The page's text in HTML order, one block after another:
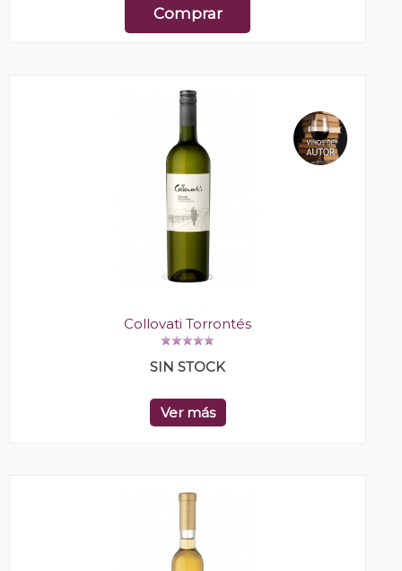
Comprar
Collovati Torrontés
SIN STOCK
Ver más